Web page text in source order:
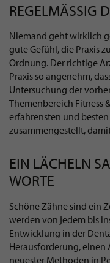
REGELMÄSSIG
Niemand geht wirklich
gute Gefühl, die Praxis
Ordnung. Der richtige
Praxis so angenehm,
Untersuchung der
Themenbereich Fitness
erfahrensten und
zusammengestellt,
EIN LÄCHELN
WORTE
Schöne Zähne sind ein
werden von jedem bis
Entwicklung in der
Herausforderung,
neuester Methoden in